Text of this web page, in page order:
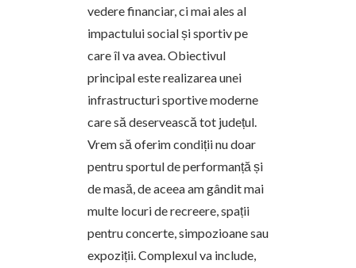
vedere financiar, ci mai ales al
impactului social și sportiv pe
care îl va avea. Obiectivul
principal este realizarea unei
infrastructuri sportive moderne
care să deservească tot județul.
Vrem să oferim condiții nu doar
pentru sportul de performanță și
de masă, de aceea am gândit mai
multe locuri de recreere, spații
pentru concerte, simpozioane sau
expoziții. Complexul va include,